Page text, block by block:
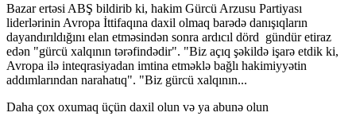
Bazar ertəsi ABŞ bildirib ki, hakim Gürcü Arzusu Partiyası
liderlərinin Avropa İttifaqına daxil olmaq barədə danışıqların
dayandırıldığını elan etməsindən sonra ardıcıl dörd gündür etiraz
edən "gürcü xalqının tərəfindədir". "Biz açıq şəkildə işarə etdik ki,
Avropa ilə inteqrasiyadan imtina etməklə bağlı hakimiyyətin
addımlarından narahatıq". "Biz gürcü xalqının...
Daha çox oxumaq üçün daxil olun və ya abunə olun